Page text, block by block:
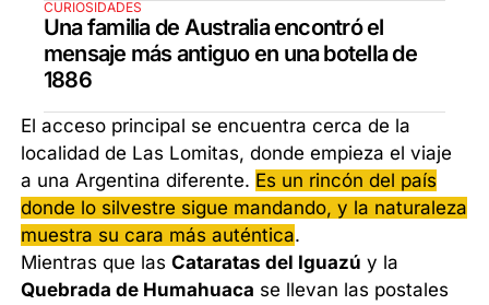
CURIOSIDADES
Una familia de Australia encontró el
mensaje más antiguo en una botella de
1886
El acceso principal se encuentra cerca de la
localidad de Las Lomitas, donde empieza el viaje
a una Argentina diferente. Es un rincón del país
donde lo silvestre sigue mandando, y la naturaleza
muestra su cara más auténtica.
Mientras que lasCataratas del Iguazú y la
Quebrada de Humahuaca se llevan las postales